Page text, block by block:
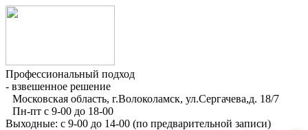
Профессиональный подход
- взвешенное решение
Московская область, г.Волоколамск, ул.Сергачева,д. 18/7
Пн-пт с 9-00 до 18-00
Выходные: с 9-00 до 14-00 (по предварительной записи)